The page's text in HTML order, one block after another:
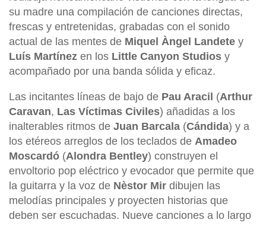
su madre una compilación de canciones directas,
frescas y entretenidas, grabadas con el sonido
actual de las mentes de Miquel Àngel Landete y
Luís Martínez en los Little Canyon Studios y
acompañado por una banda sólida y eficaz.
Las incitantes líneas de bajo de Pau Aracil (Arthur
Caravan, Las Víctimas Civiles) añadidas a los
inalterables ritmos de Juan Barcala (Cándida) y a
los etéreos arreglos de los teclados de Amadeo
Moscardó (Alondra Bentley) construyen el
envoltorio pop eléctrico y evocador que permite que
la guitarra y la voz de Nèstor Mir dibujen las
melodías principales y proyecten historias que
deben ser escuchadas. Nueve canciones a lo largo